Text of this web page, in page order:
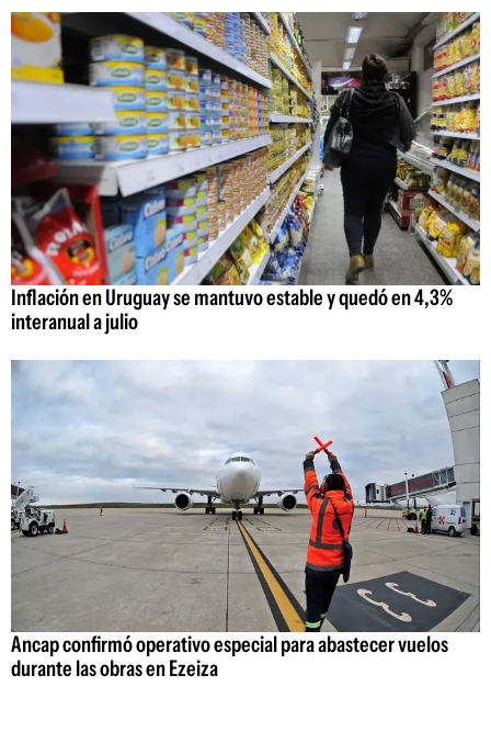
Inflación en Uruguay se mantuvo estable y quedó en 4,3%
interanual a julio
Ancap confirmó operativo especial para abastecer vuelos
durante las obras en Ezeiza